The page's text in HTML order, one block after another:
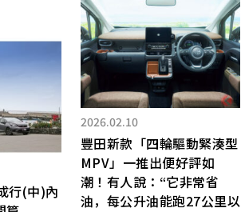
行(中)內
2026.02.10
豐田新款「四輪驅動緊湊型
MPV」一推出便好評如
潮！有人說：“它非常省
油，每公升油能跑27公里以